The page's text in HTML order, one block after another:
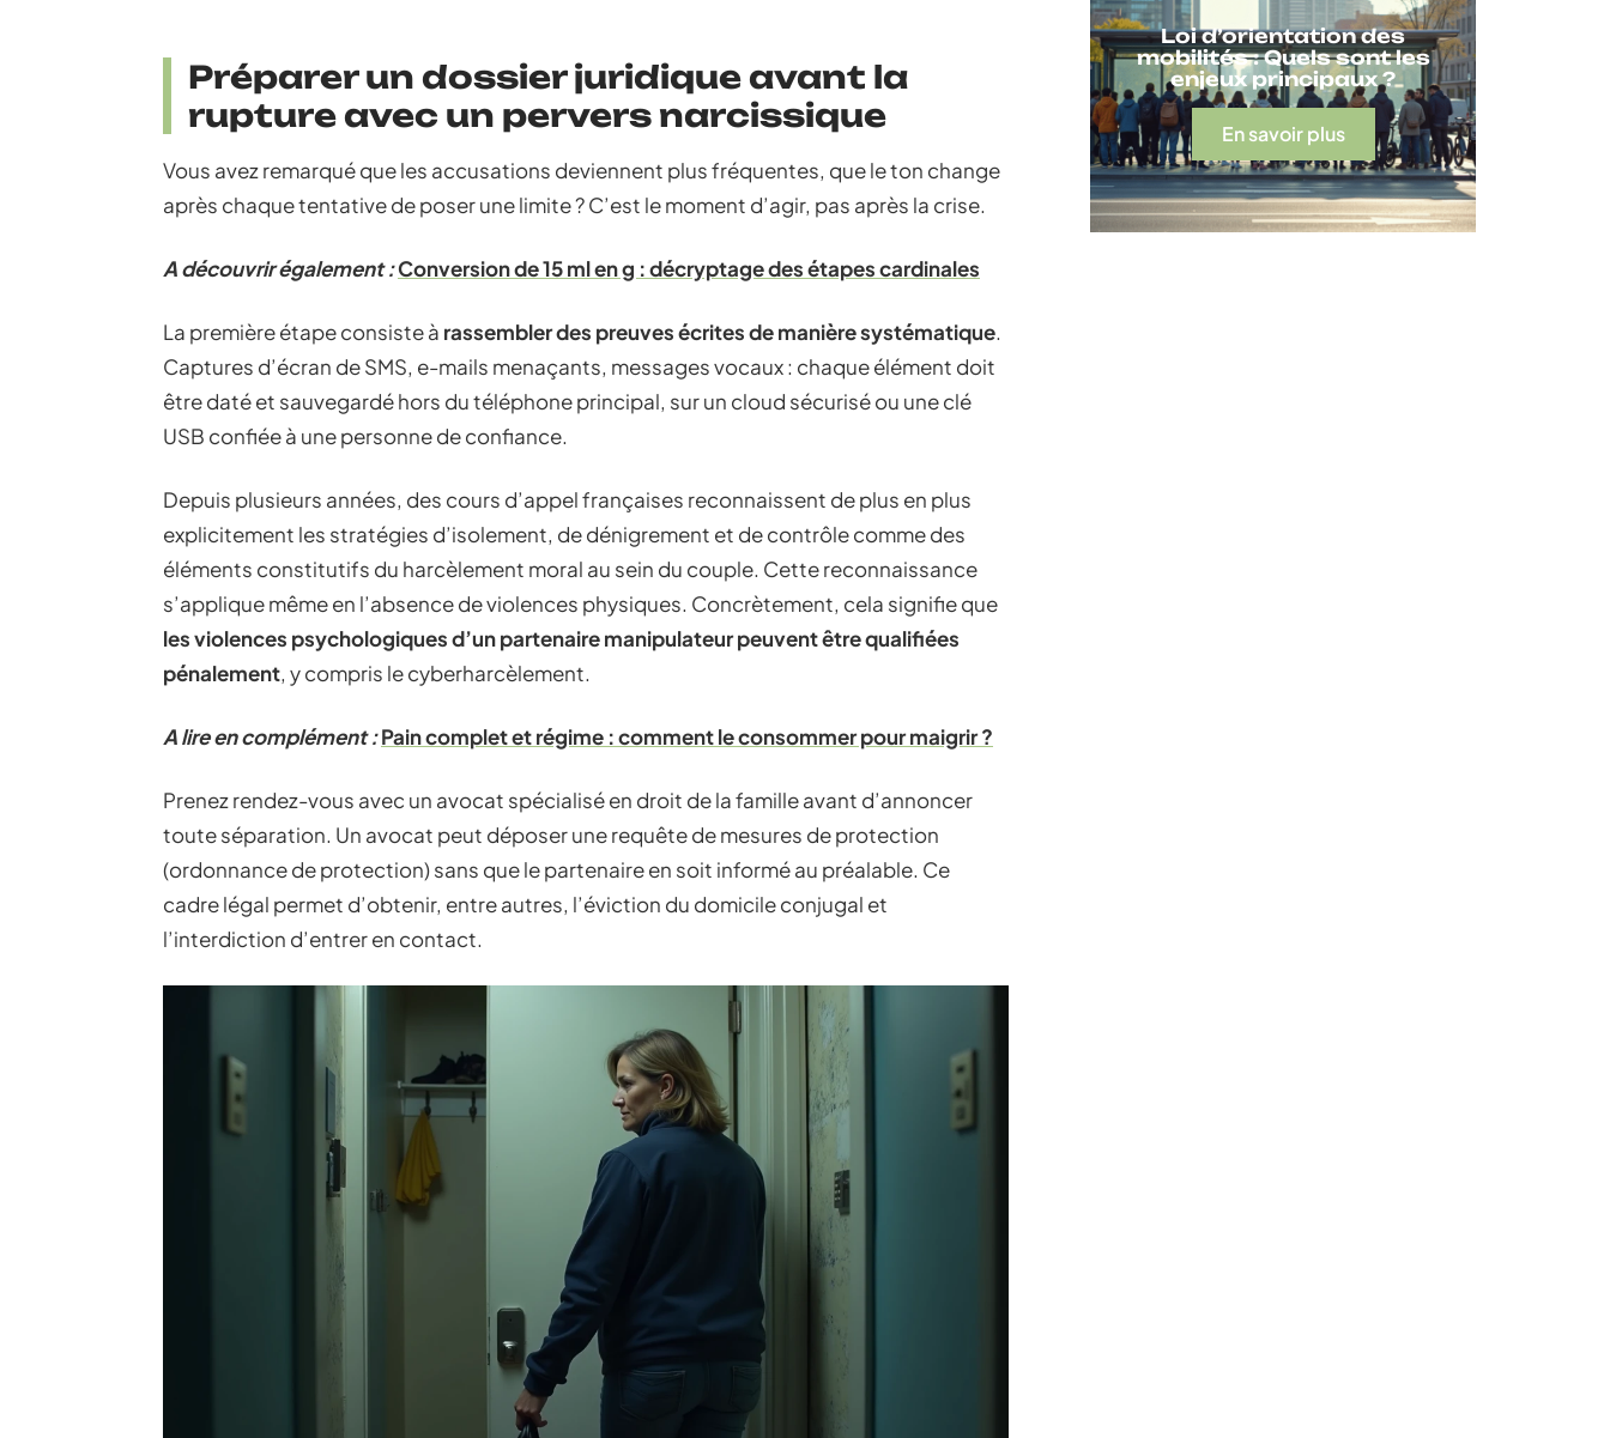
Préparer un dossier juridique avant la
rupture avec un pervers narcissique
Vous avez remarqué que les accusations deviennent plus fréquentes, que le ton change
après chaque tentative de poser une limite ? C’est le moment d’agir, pas après la crise.
A découvrir également :Conversion de 15 ml en g : décryptage des étapes cardinales
La première étape consiste à rassembler des preuves écrites de manière systématique.
Captures d’écran de SMS, e-mails menaçants, messages vocaux : chaque élément doit
être daté et sauvegardé hors du téléphone principal, sur un cloud sécurisé ou une clé
USB confiée à une personne de confiance.
Depuis plusieurs années, des cours d’appel françaises reconnaissent de plus en plus
explicitement les stratégies d’isolement, de dénigrement et de contrôle comme des
éléments constitutifs du harcèlement moral au sein du couple. Cette reconnaissance
s’applique même en l’absence de violences physiques. Concrètement, cela signifie que
les violences psychologiques d’un partenaire manipulateur peuvent être qualifiées
pénalement, y compris le cyberharcèlement.
A lire en complément :Pain complet et régime : comment le consommer pour maigrir ?
Prenez rendez-vous avec un avocat spécialisé en droit de la famille avant d’annoncer
toute séparation. Un avocat peut déposer une requête de mesures de protection
(ordonnance de protection) sans que le partenaire en soit informé au préalable. Ce
cadre légal permet d’obtenir, entre autres, l’éviction du domicile conjugal et
l’interdiction d’entrer en contact.
Loi d’orientation des
mobilités : Quels sont les
enjeux principaux ?
En savoir plus